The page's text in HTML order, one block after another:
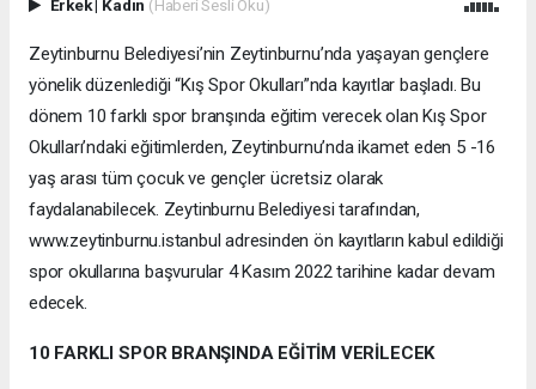
Erkek| Kadın (Haberi Sesli Oku)
Zeytinburnu Belediyesi’nin Zeytinburnu’nda yaşayan gençlere
yönelik düzenlediği “Kış Spor Okulları”nda kayıtlar başladı. Bu
dönem 10 farklı spor branşında eğitim verecek olan Kış Spor
Okulları’ndaki eğitimlerden, Zeytinburnu’nda ikamet eden 5 -16
yaş arası tüm çocuk ve gençler ücretsiz olarak
faydalanabilecek. Zeytinburnu Belediyesi tarafından,
www.zeytinburnu.istanbul adresinden ön kayıtların kabul edildiği
spor okullarına başvurular 4 Kasım 2022 tarihine kadar devam
edecek.
10 FARKLI SPOR BRANŞINDA EĞİTİM VERİLECEK